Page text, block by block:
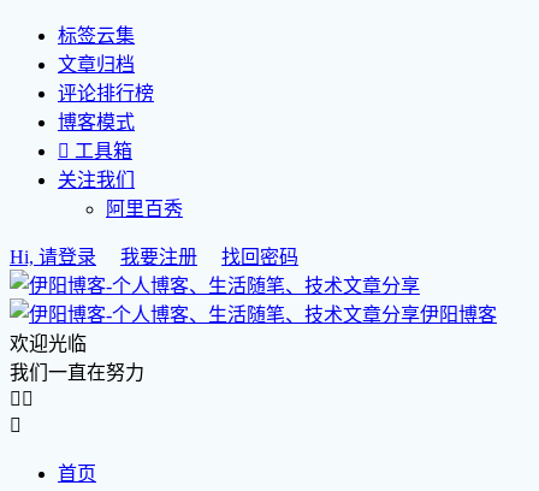
标签云集
文章归档
评论排行榜
博客模式
 工具箱
关注我们
阿里百秀
Hi, 请登录 我要注册 找回密码
伊阳博客
欢迎光临
我们一直在努力
 

首页